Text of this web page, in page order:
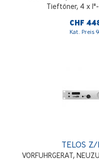
Tieftöner, 4 x
Abstrahlverhalten,
CHF
Kat. Preis
TELOS
VORFUHRGERAT,